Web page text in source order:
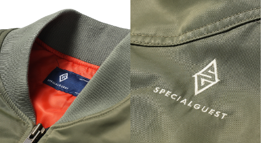
이코 라이프 하